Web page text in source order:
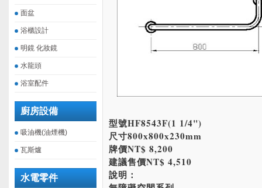
面盆
浴櫃設計
明鏡 化妝鏡
水龍頭
浴室配件
廚房設備
吸油機(油煙機)
瓦斯爐
水電零件
型號HF8543F(1 1/4")
尺寸800x800x230mm
牌價NT$ 8,200
建議售價NT$ 4,510
說明：